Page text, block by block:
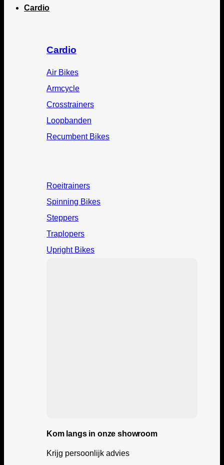
Cardio
Cardio
Air Bikes
Armcycle
Crosstrainers
Loopbanden
Recumbent Bikes
Roeitrainers
Spinning Bikes
Steppers
Traplopers
Upright Bikes
Kom langs in onze showroom
Krijg persoonlijk advies